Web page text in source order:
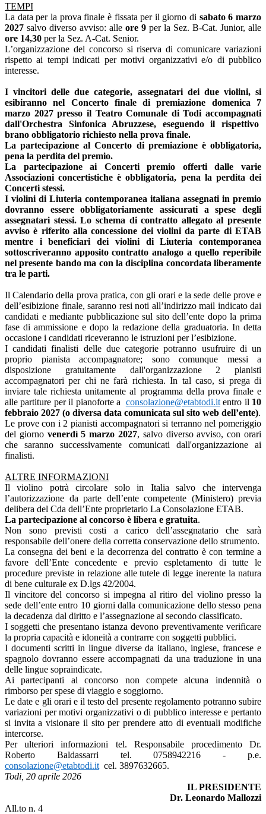
TEMPI
La data per la prova finale è fissata per il giorno di sabato 6 marzo
2027 salvo diverso avviso: alle ore 9 per la Sez. B-Cat. Junior, alle
ore 14,30 per la Sez. A-Cat. Senior.
L’organizzazione del concorso si riserva di comunicare variazioni
rispetto ai tempi indicati per motivi organizzativi e/o di pubblico
interesse.
I vincitori delle due categorie, assegnatari dei due violini, si
esibiranno nel Concerto finale di premiazione domenica 7
marzo 2027 presso il Teatro Comunale di Todi accompagnati
dall'Orchestra Sinfonica Abruzzese, eseguendo il rispettivo
brano obbligatorio richiesto nella prova finale.
La partecipazione al Concerto di premiazione è obbligatoria,
pena la perdita del premio.
La partecipazione ai Concerti premio offerti dalle varie
Associazioni concertistiche è obbligatoria, pena la perdita dei
Concerti stessi.
I violini di Liuteria contemporanea italiana assegnati in premio
dovranno essere obbligatoriamente assicurati a spese degli
assegnatari stessi. Lo schema di contratto allegato al presente
avviso è riferito alla concessione dei violini da parte di ETAB
mentre i beneficiari dei violini di Liuteria contemporanea
sottoscriveranno apposito contratto analogo a quello reperibile
nel presente bando ma con la disciplina concordata liberamente
tra le parti.
Il Calendario della prova pratica, con gli orari e la sede delle prove e
dell’esibizione finale, saranno resi noti all’indirizzo mail indicato dai
candidati e mediante pubblicazione sul sito dell’ente dopo la prima
fase di ammissione e dopo la redazione della graduatoria. In detta
occasione i candidati riceveranno le istruzioni per l’esibizione.
I candidati finalisti delle due categorie potranno usufruire di un
proprio pianista accompagnatore; sono comunque messi a
disposizione gratuitamente dall'organizzazione 2 pianisti
accompagnatori per chi ne farà richiesta. In tal caso, si prega di
inviare tale richiesta unitamente al programma della prova finale e
alle partiture per il pianoforte a consolazione@etabtodi.itentro il 10
febbraio 2027 (o diversa data comunicata sul sito web dell’ente).
Le prove con i 2 pianisti accompagnatori si terranno nel pomeriggio
del giorno venerdì 5 marzo 2027, salvo diverso avviso, con orari
che saranno successivamente comunicati dall'organizzazione ai
finalisti.
ALTRE INFORMAZIONI
Il violino potrà circolare solo in Italia salvo che intervenga
l’autorizzazione da parte dell’ente competente (Ministero) previa
delibera del Cda dell’Ente proprietario La Consolazione ETAB.
La partecipazione al concorso è libera e gratuita.
Non sono previsti costi a carico dell’assegnatario che sarà
responsabile dell’onere della corretta conservazione dello strumento.
La consegna dei beni e la decorrenza del contratto è con termine a
favore dell’Ente concedente e previo espletamento di tutte le
procedure previste in relazione alle tutele di legge inerente la natura
di bene culturale ex D.lgs 42/2004.
Il vincitore del concorso si impegna al ritiro del violino presso la
sede dell’ente entro 10 giorni dalla comunicazione dello stesso pena
la decadenza dal diritto e l’assegnazione al secondo classificato.
I soggetti che presentano istanza devono preventivamente verificare
la propria capacità e idoneità a contrarre con soggetti pubblici.
I documenti scritti in lingue diverse da italiano, inglese, francese e
spagnolo dovranno essere accompagnati da una traduzione in una
delle lingue sopraindicate.
Ai partecipanti al concorso non compete alcuna indennità o
rimborso per spese di viaggio e soggiorno.
Le date e gli orari e il testo del presente regolamento potranno subire
variazioni per motivi organizzativi o di pubblico interesse e pertanto
si invita a visionare il sito per prendere atto di eventuali modifiche
intercorse.
Per ulteriori informazioni tel. Responsabile procedimento Dr.
Roberto Baldassarri tel. 0758942216 - p.e.
consolazione@etabtodi.it cel. 3897632665.
Todi, 20 aprile 2026
IL PRESIDENTE
Dr. Leonardo Mallozzi
All.to n. 4